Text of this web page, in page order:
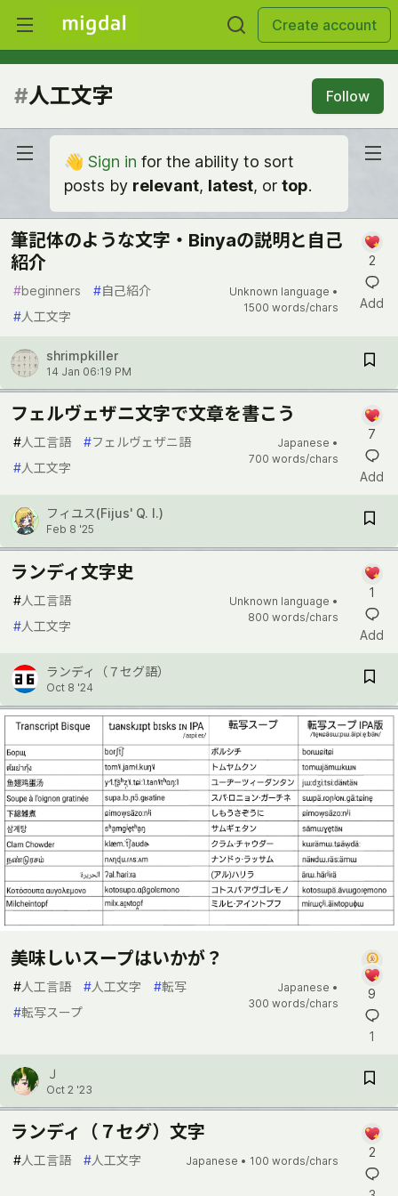
Create account
#人工文字 Follow
👋 Sign in for the ability to sort
posts by relevant, latest, or top.
筆記体のような文字・Binyaの説明と自己
紹介
#beginners #自己紹介
#人工文字
Unknown language •
1500 words/chars
2
Add
shrimpkiller
14 Jan 06:19 PM
フェルヴェザニ文字で文章を書こう
#人工言語 #フェルヴェザニ語
#人工文字
Japanese •
700 words/chars
7
Add
フィユス(Fijus' Q. I.)
Feb 8 '25
ランディ文字史
#人工言語
#人工文字
Unknown language •
800 words/chars
1
Add
ランディ（７セグ語）
Oct 8 '24
美味しいスープはいかが？
#人工言語 #人工文字 #転写
#転写スープ
Japanese •
300 words/chars
9
1
Ｊ
Oct 2 '23
ランディ（７セグ）文字
#人工言語 #人工文字 Japanese • 100 words/chars
2